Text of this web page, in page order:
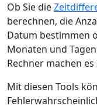
Ob Sie die
berechnen, die
Datum bestimmen
Monaten und
Rechner machen
Mit diesen Tools